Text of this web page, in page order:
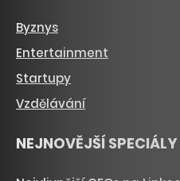
Byznys
Entertainment
Startupy
Vzdělávání
NEJNOVĚJŠÍ SPECIÁLY